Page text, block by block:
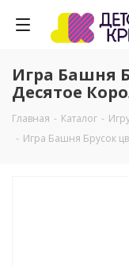
Игра Башня
Десятое
Главная - Каталог -
- Игра Башня Брусок